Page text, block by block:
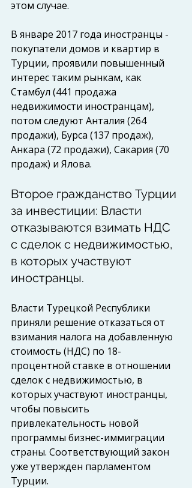
этом случае.
В январе 2017 года иностранцы -
покупатели домов и квартир в
Турции, проявили повышенный
интерес таким рынкам, как
Стамбул (441 продажа
недвижимости иностранцам),
потом следуют Анталия (264
продажи), Бурса (137 продаж),
Анкара (72 продажи), Сакария (70
продаж) и Ялова.
Второе гражданство Турции
за инвестиции: Власти
отказываются взимать НДС
с сделок с недвижимостью,
в которых участвуют
иностранцы.
Власти Турецкой Республики
приняли решение отказаться от
взимания налога на добавленную
стоимость (НДС) по 18-
процентной ставке в отношении
сделок с недвижимостью, в
которых участвуют иностранцы,
чтобы повысить
привлекательность новой
программы бизнес-иммиграции
страны. Соответствующий закон
уже утвержден парламентом
Турции.